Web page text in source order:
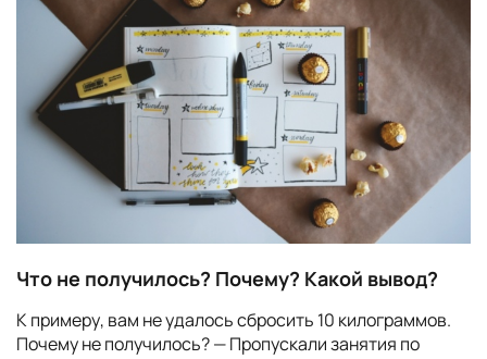
Что не получилось? Почему? Какой вывод?
К примеру, вам не удалось сбросить 10 килограммов.
Почему не получилось? — Пропускали занятия по